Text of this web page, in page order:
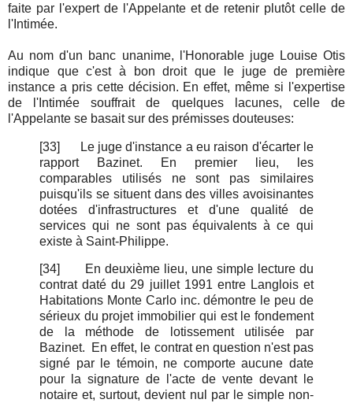
faite par l'expert de l'Appelante et de retenir plutôt celle de
l'Intimée.
Au nom d'un banc unanime, l'Honorable juge Louise Otis
indique que c'est à bon droit que le juge de première
instance a pris cette décision. En effet, même si l'expertise
de l'Intimée souffrait de quelques lacunes, celle de
l'Appelante se basait sur des prémisses douteuses:
[33]
Le juge d'instance a eu raison d'écarter le
rapport Bazinet. En premier lieu, les
comparables utilisés ne sont pas similaires
puisqu'ils se situent dans des villes avoisinantes
dotées d'infrastructures et d'une qualité de
services qui ne sont pas équivalents à ce qui
existe à Saint-Philippe.
[34]
En deuxième lieu, une simple lecture du
contrat daté du 29 juillet 1991 entre Langlois et
Habitations Monte Carlo inc. démontre le peu de
sérieux du projet immobilier qui est le fondement
de la méthode de lotissement utilisée par
Bazinet. En effet, le contrat en question n'est pas
signé par le témoin, ne comporte aucune date
pour la signature de l'acte de vente devant le
notaire et, surtout, devient nul par le simple non-